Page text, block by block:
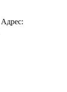
Адрес: